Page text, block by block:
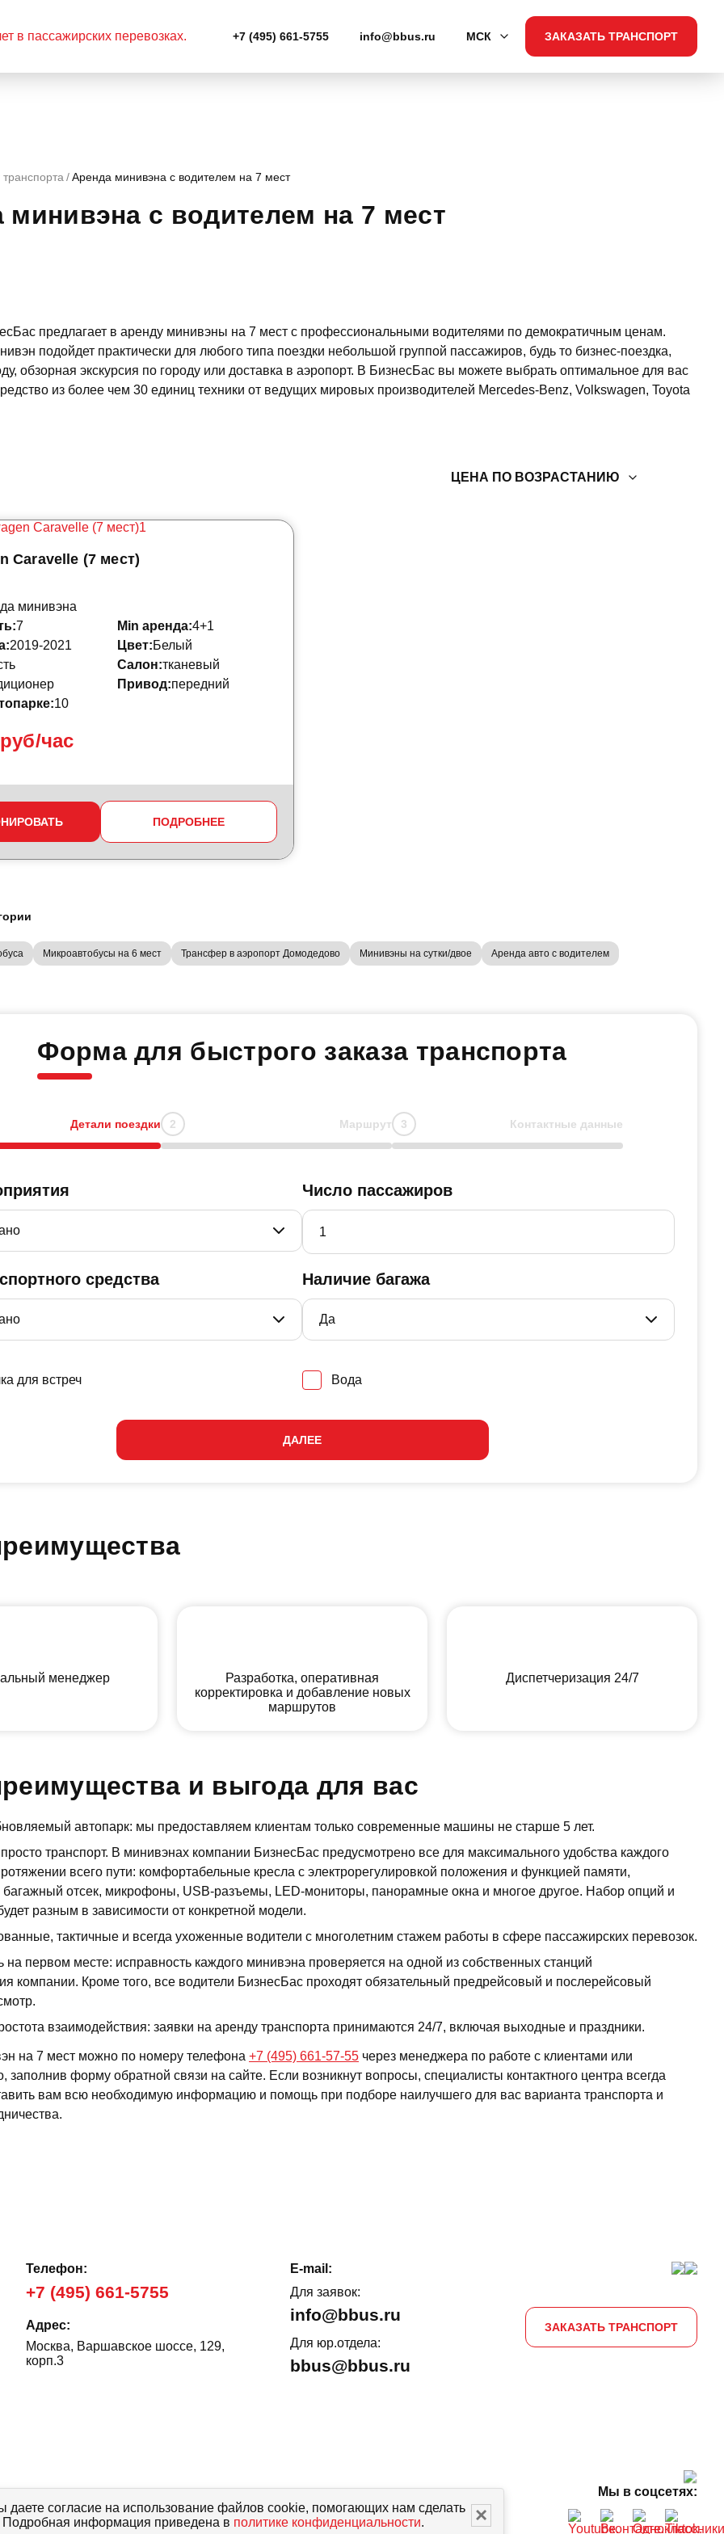
+7 (495) 661-5755 info@bbus.ru МСК ЗАКАЗАТЬ ТРАНСПОРТ
транспорта Аренда минивэна с водителем на 7 мест
минивэна с водителем на 7 мест
предлагает в аренду минивэны на 7 мест с профессиональными водителями по демократичным ценам.
подойдет практически для любого типа поездки небольшой группой пассажиров, будь то бизнес-поездка,
обзорная экскурсия по городу или доставка в аэропорт. В БизнесБас вы можете выбрать оптимальное для вас
из более чем 30 единиц техники от ведущих мировых производителей Mercedes-Benz, Volkswagen, Toyota
ЦЕНА ПО ВОЗРАСТАНИЮ
Caravelle (7 мест)
час
минивэна
7 Min аренда:4+1
2019-2021 Цвет:Белый
Салон:тканевый
Привод:передний
10
ПОДРОБНЕЕ
Микроавтобусы на 6 мест Трансфер в аэропорт Домодедово Минивэны на сутки/двое Аренда авто с водителем
Форма для быстрого заказа транспорта
Детали поездки Маршрут Контактные данные
Число пассажиров
средства Наличие багажа
для встреч Вода
ДАЛЕЕ
менеджер
Разработка, оперативная
корректировка и добавление новых
маршрутов
Диспетчеризация 24/7
и выгода для вас
автопарк: мы предоставляем клиентам только современные машины не старше 5 лет.
транспорт. В минивэнах компании БизнесБас предусмотрено все для максимального удобства каждого
всего пути: комфортабельные кресла с электрорегулировкой положения и функцией памяти,
багажный отсек, микрофоны, USB-разъемы, LED-мониторы, панорамные окна и многое другое. Набор опций и
разным в зависимости от конкретной модели.
тактичные и всегда ухоженные водители с многолетним стажем работы в сфере пассажирских перевозок.
на первом месте: исправность каждого минивэна проверяется на одной из собственных станций
компании. Кроме того, все водители БизнесБас проходят обязательный предрейсовый и послерейсовый
взаимодействия: заявки на аренду транспорта принимаются 24/7, включая выходные и праздники.
на 7 мест можно по номеру телефона +7 (495) 661-57-55 через менеджера по работе с клиентами или
заполнив форму обратной связи на сайте. Если возникнут вопросы, специалисты контактного центра всегда
вам всю необходимую информацию и помощь при подборе наилучшего для вас варианта транспорта и
Телефон:
+7 (495) 661-5755
Адрес:
Москва, Варшавское шоссе, 129,
корп.3
E-mail:
Для заявок:
info@bbus.ru
Для юр.отдела:
bbus@bbus.ru
ЗАКАЗАТЬ ТРАНСПОРТ
характеристики и комплектации не являются публичной
и носят исключительно справочный характер. Договор
Мы в соцсетях:
даете согласие на использование файлов cookie, помогающих нам сделать
Подробная информация приведена в политике конфиденциальности. ×